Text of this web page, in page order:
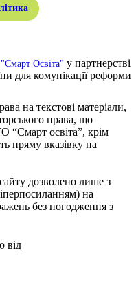
Освіта" у партнерстві
для комунікації реформи
на текстові матеріали,
права, що
“Смарт освіта”, крім
пряму вказівку на
дозволено лише з
на
без погодження з
від